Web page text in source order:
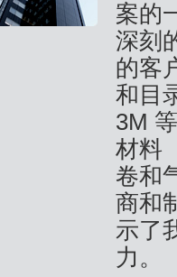
案的
深刻
的客
和目
3M
材料
卷和
商和
示了
力。